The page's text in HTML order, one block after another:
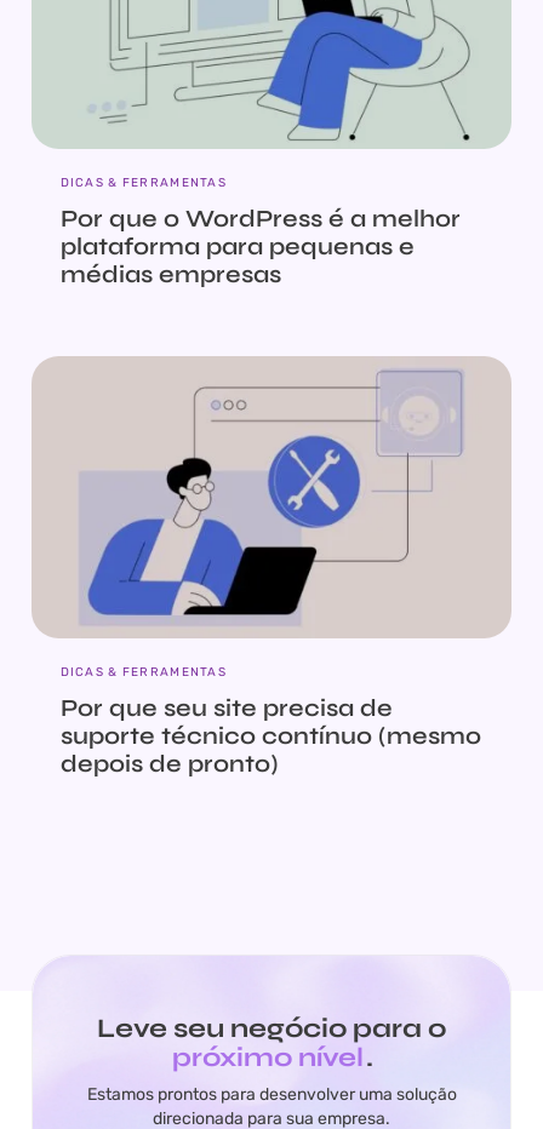
DICAS & FERRAMENTAS
Por que o WordPress é a melhor
plataforma para pequenas e
médias empresas
DICAS & FERRAMENTAS
Por que seu site precisa de
suporte técnico contínuo (mesmo
depois de pronto)
Leve seu negócio para o
próximo nível.
Estamos prontos para desenvolver uma solução
direcionada para sua empresa.